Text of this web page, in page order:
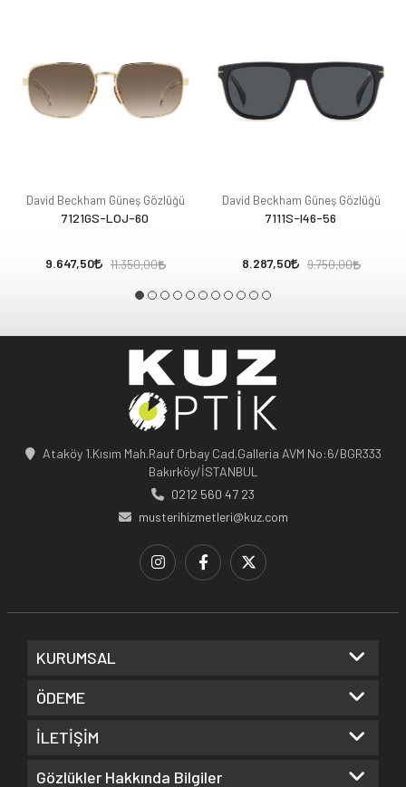
David Beckham Güneş Gözlüğü
7121GS-LOJ-60
9.647,50 11.350,00
David Beckham Güneş Gözlüğü
7111S-I46-56
8.287,50 9.750,00
Ataköy 1.Kısım Mah.Rauf Orbay Cad.Galleria AVM No:6/BGR333
Bakırköy/İSTANBUL
0212 560 47 23
musterihizmetleri@kuz.com
KURUMSAL
ÖDEME
İLETİŞİM
Gözlükler Hakkında Bilgiler